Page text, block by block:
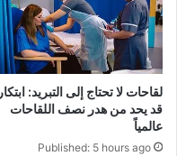
لقاحات لا تحتاج إلى التبريد: ابتكار
قد يحد من هدر نصف اللقاحات
عالمياً
Published: 5 hours ago